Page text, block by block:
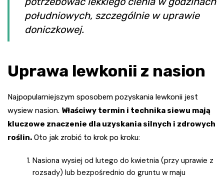
południowych, szczególnie w uprawie
doniczkowej.
Uprawa lewkonii z nasion
Najpopularniejszym sposobem pozyskania lewkonii jest
wysiew nasion. Właściwy termin i technika siewu mają
kluczowe znaczenie dla uzyskania silnych i zdrowych
roślin. Oto jak zrobić to krok po kroku:
Nasiona wysiej od lutego do kwietnia (przy uprawie z
rozsady) lub bezpośrednio do gruntu w maju